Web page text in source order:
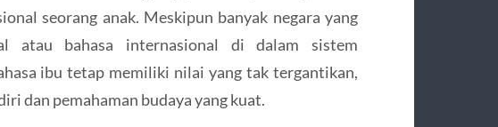
seorang anak. Meskipun banyak negara yang
atau bahasa internasional di dalam sistem
ibu tetap memiliki nilai yang tak tergantikan,
dan pemahaman budaya yang kuat.